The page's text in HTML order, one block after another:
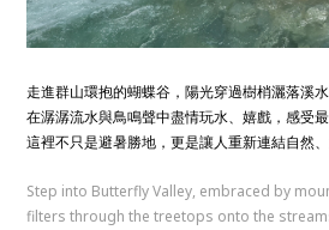
走進群山環抱的蝴蝶谷，陽光穿過樹梢灑落溪水
在潺潺流水與鳥鳴聲中盡情玩水、嬉戲，感受最
這裡不只是避暑勝地，更是讓人重新連結自然
Step into Butterfly Valley, embraced by
filters through the treetops onto the